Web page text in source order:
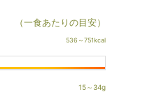
（一食あたりの目安）